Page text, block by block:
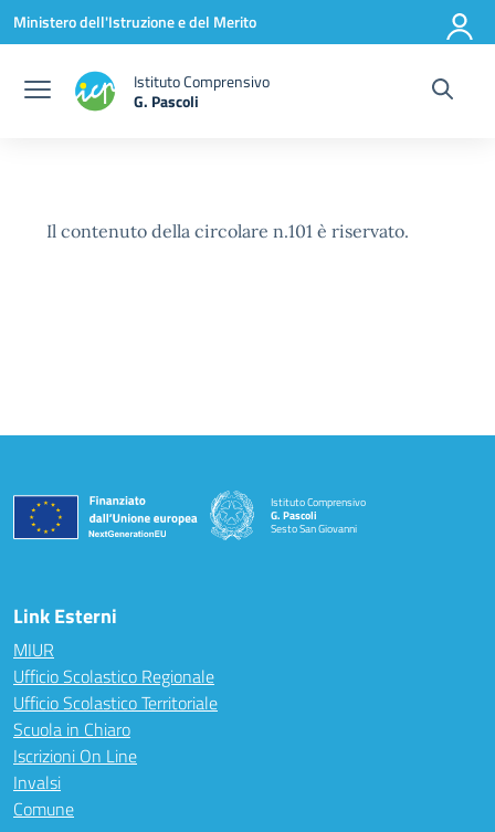
Vai ai contenuti
Vai al menu di navigazione
Vai al footer
Ministero dell'Istruzione e del Merito
Istituto Comprensivo
G. Pascoli
Il contenuto della circolare n.101 è riservato.
Istituto Comprensivo
G. Pascoli
Sesto San Giovanni
Link Esterni
MIUR
Ufficio Scolastico Regionale
Ufficio Scolastico Territoriale
Scuola in Chiaro
Iscrizioni On Line
Invalsi
Comune